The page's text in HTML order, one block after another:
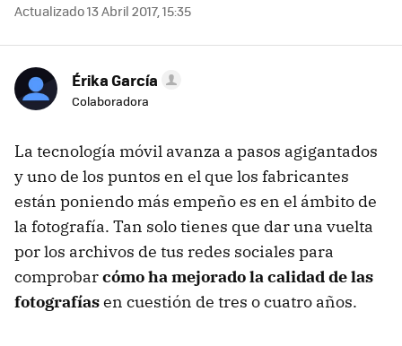
Actualizado 13 Abril 2017, 15:35
Érika García
Colaboradora
La tecnología móvil avanza a pasos agigantados
y uno de los puntos en el que los fabricantes
están poniendo más empeño es en el ámbito de
la fotografía. Tan solo tienes que dar una vuelta
por los archivos de tus redes sociales para
comprobarcómo ha mejorado la calidad de las
fotografíasen cuestión de tres o cuatro años.